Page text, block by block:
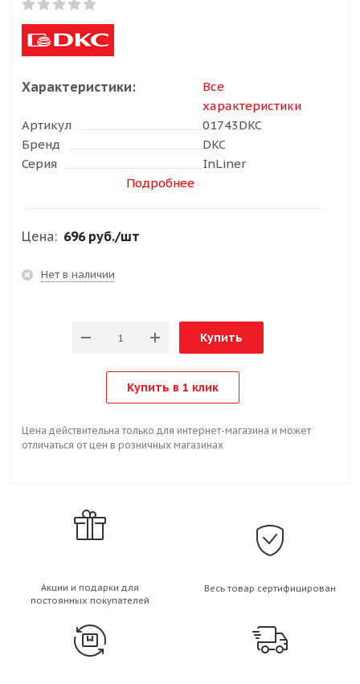
Характеристики:
Все
характеристики
Артикул
01743DKC
Бренд
DKC
Серия
InLiner
Подробнее
Цена: 696 руб./шт
Нет в наличии
Купить
Купить в 1 клик
Цена действительна только для интернет-магазина и может
отличаться от цен в розничных магазинах
Акции и подарки для
постоянных покупателей
Весь товар сертифицирован